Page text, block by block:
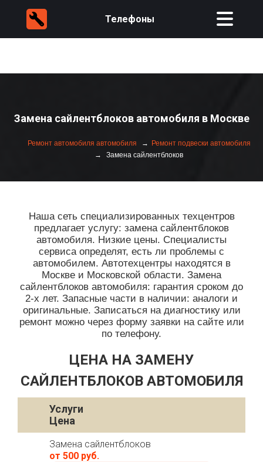
Телефоны
Замена сайлентблоков автомобиля в Москве
Ремонт автомобиля автомобиля
Ремонт подвески автомобиля
Замена сайлентблоков
Наша сеть специализированных техцентров
предлагает услугу: замена сайлентблоков
автомобиля. Низкие цены. Специалисты
сервиса определят, есть ли проблемы с
автомобилем. Автотехцентры находятся в
Москве и Московской области. Замена
сайлентблоков автомобиля: гарантия сроком до
2-х лет. Запасные части в наличии: аналоги и
оригинальные. Записаться на диагностику или
ремонт можно через форму заявки на сайте или
по телефону.
ЦЕНА НА ЗАМЕНУ
САЙЛЕНТБЛОКОВ АВТОМОБИЛЯ
Услуги
Цена
Замена сайлентблоков
от 500 руб.